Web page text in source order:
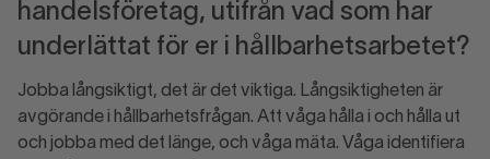
handelsföretag, utifrån vad som har
underlättat för er i hållbarhetsarbetet?
Jobba långsiktigt, det är det viktiga. Långsiktigheten är
avgörande i hållbarhetsfrågan. Att våga hålla i och hålla ut
och jobba med det länge, och våga mäta. Våga identifiera